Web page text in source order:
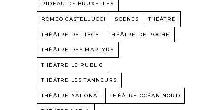
RIDEAU DE BRUXELLES
ROMEO CASTELLUCCI SCENES THÉÂTRE
THÉÂTRE DE LIÈGE THÉÂTRE DE POCHE
THÉÂTRE DES MARTYRS
THÉÂTRE LE PUBLIC
THÉÂTRE LES TANNEURS
THÉÂTRE NATIONAL THÉÂTRE OCÉAN NORD